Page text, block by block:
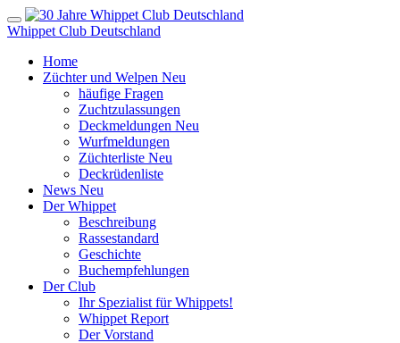
Whippet Club Deutschland
Home
Züchter und Welpen Neu
häufige Fragen
Zuchtzulassungen
Deckmeldungen Neu
Wurfmeldungen
Züchterliste Neu
Deckrüdenliste
News Neu
Der Whippet
Beschreibung
Rassestandard
Geschichte
Buchempfehlungen
Der Club
Ihr Spezialist für Whippets!
Whippet Report
Der Vorstand